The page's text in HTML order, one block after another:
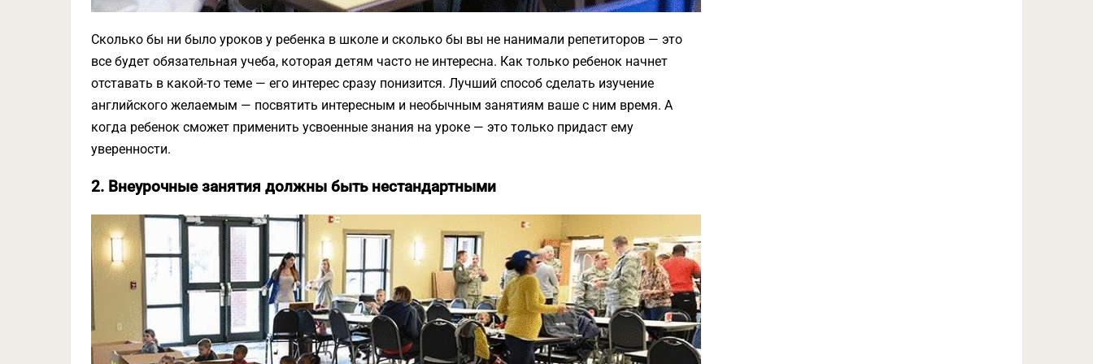
Сколько бы ни было уроков у ребенка в школе и сколько бы вы не нанимали репетиторов — это
все будет обязательная учеба, которая детям часто не интересна. Как только ребенок начнет
отставать в какой-то теме — его интерес сразу понизится. Лучший способ сделать изучение
английского желаемым — посвятить интересным и необычным занятиям ваше с ним время. А
когда ребенок сможет применить усвоенные знания на уроке — это только придаст ему
уверенности.
2. Внеурочные занятия должны быть нестандартными